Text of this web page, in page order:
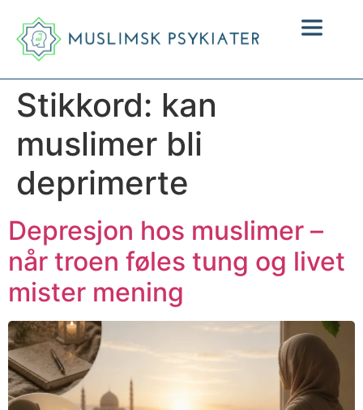
Stikkord: kan
muslimer bli
deprimerte
Depresjon hos muslimer –
når troen føles tung og livet
mister mening